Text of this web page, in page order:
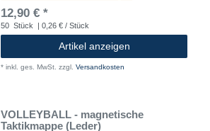
12,90 € *
50 Stück | 0,26 € / Stück
Artikel anzeigen
* inkl. ges. MwSt. zzgl. Versandkosten
VOLLEYBALL - magnetische
Taktikmappe (Leder)